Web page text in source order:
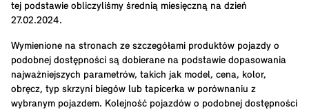
tej podstawie obliczyliśmy średnią miesięczną na dzień
27.02.2024.
Wymienione na stronach ze szczegółami produktów pojazdy o
podobnej dostępności są dobierane na podstawie dopasowania
najważniejszych parametrów, takich jak model, cena, kolor,
obręcz, typ skrzyni biegów lub tapicerka w porównaniu z
wybranym pojazdem. Kolejność pojazdów o podobnej dostępności